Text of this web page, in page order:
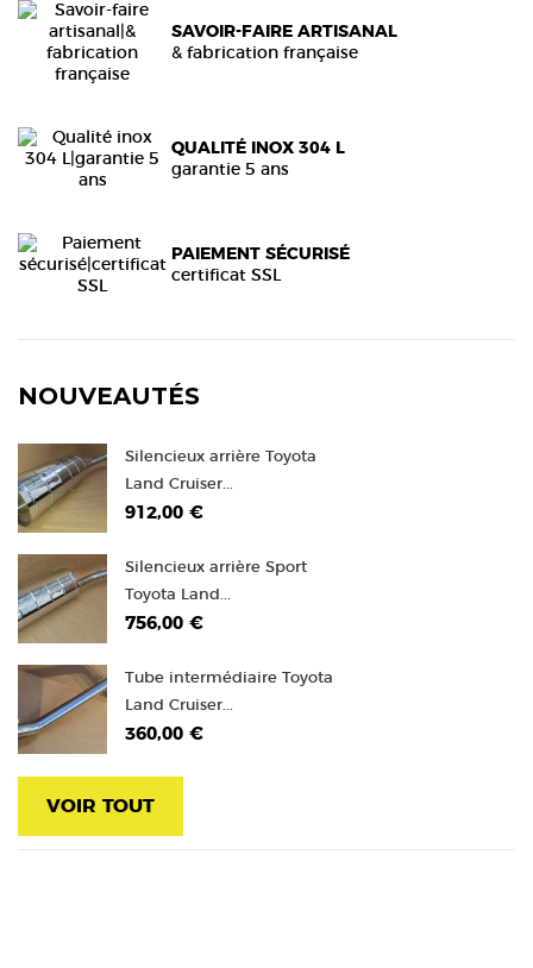
SAVOIR-FAIRE ARTISANAL
& fabrication française
QUALITÉ INOX 304 L
garantie 5 ans
PAIEMENT SÉCURISÉ
certificat SSL
NOUVEAUTÉS
Silencieux arrière Toyota
Land Cruiser...
912,00 €
Silencieux arrière Sport
Toyota Land...
756,00 €
Tube intermédiaire Toyota
Land Cruiser...
360,00 €
VOIR TOUT